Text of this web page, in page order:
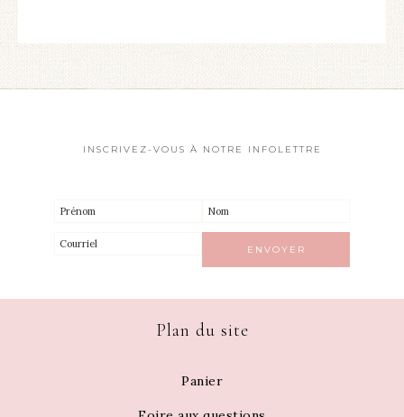
INSCRIVEZ-VOUS À NOTRE INFOLETTRE
Plan du site
Panier